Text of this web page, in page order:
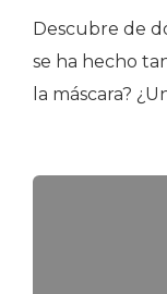
Descubre de
se ha hecho
la máscara?